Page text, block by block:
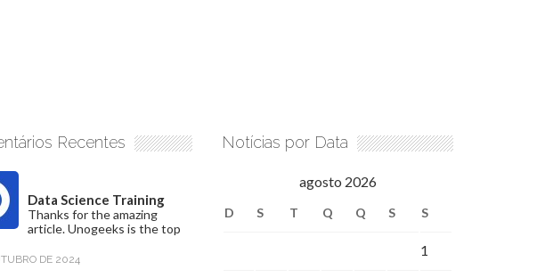
Recentes
Data Science Training
Thanks for the amazing
article. Unogeeks is the top
DE 2024
Notícias por Data
agosto 2026
D S T Q Q S S
1